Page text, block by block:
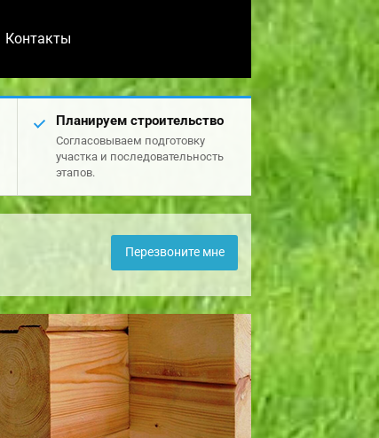
Контакты
Планируем строительство
Согласовываем подготовку
участка и последовательность
этапов.
Перезвоните мне